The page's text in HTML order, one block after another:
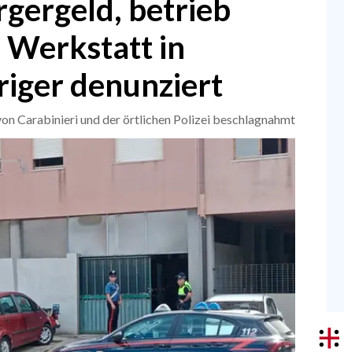
betrieb
Werkstatt in
denunziert
Carabinieri und der örtlichen Polizei beschlagnahmt